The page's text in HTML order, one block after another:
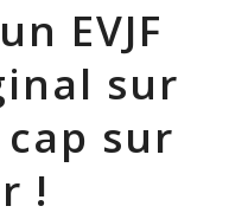
EVJF
sur
cap sur
!